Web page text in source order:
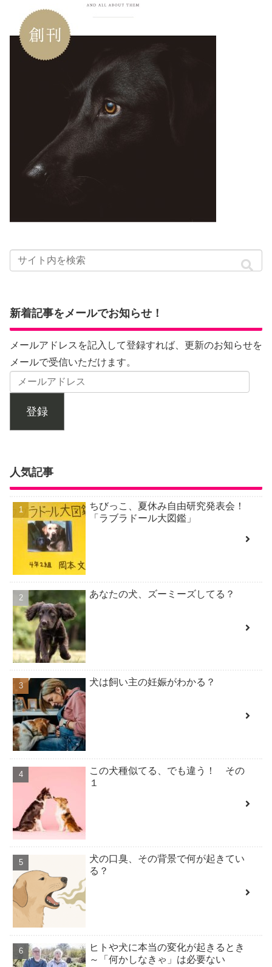
新着記事をメールでお知らせ！
メールアドレスを記入して登録すれば、更新のお知らせを
メールで受信いただけます。
登録
人気記事
ちびっこ、夏休み自由研究発表会！
「ラブラドール大図鑑」
あなたの犬、ズーミーズしてる？
犬は飼い主の妊娠がわかる？
この犬種似てる、でも違う！ その
１
犬の口臭、その背景で何が起きてい
る？
ヒトや犬に本当の変化が起きるとき
～「何かしなきゃ」は必要ない